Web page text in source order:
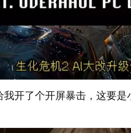
开了个开屏暴击，这要